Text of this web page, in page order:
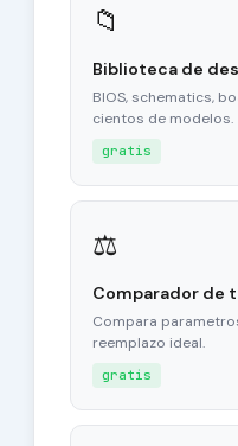
📁
Biblioteca de
BIOS, schematics,
cientos de modelos.
gratis
⚖
Comparador de
Compara
reemplazo ideal.
gratis